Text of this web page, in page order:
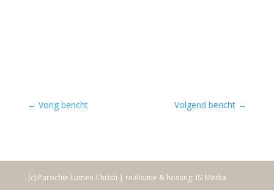
← Vorig bericht Volgend bericht →
(c) Parochie Lumen Christi | realisatie & hosting: ISI Media